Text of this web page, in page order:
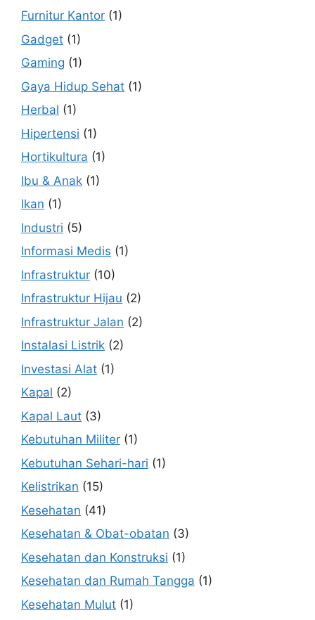
Furnitur Kantor (1)
Gadget (1)
Gaming (1)
Gaya Hidup Sehat (1)
Herbal (1)
Hipertensi (1)
Hortikultura (1)
Ibu & Anak (1)
Ikan (1)
Industri (5)
Informasi Medis (1)
Infrastruktur (10)
Infrastruktur Hijau (2)
Infrastruktur Jalan (2)
Instalasi Listrik (2)
Investasi Alat (1)
Kapal (2)
Kapal Laut (3)
Kebutuhan Militer (1)
Kebutuhan Sehari-hari (1)
Kelistrikan (15)
Kesehatan (41)
Kesehatan & Obat-obatan (3)
Kesehatan dan Konstruksi (1)
Kesehatan dan Rumah Tangga (1)
Kesehatan Mulut (1)